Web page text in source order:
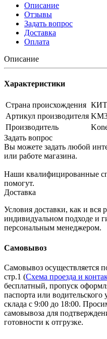
Описание
Отзывы
Задать вопрос
Доставка
Оплата
Описание
Характеристики
Страна происхождения
Артикул производителя
Производитель
Задать вопрос
Вы можете задать любой
или работе магазина.
Наши квалифицированные
помогут.
Доставка
Условия доставки, как и вся
индивидуальном подходе и
персональным менеджером.
Самовывоз
Самовывоз осуществляется
стр.1 (Схема проезда и
бесплатный, пропуск
паспорта или
склада с 9:00 до 18:00.
самовывоза для
готовности к отгрузке.